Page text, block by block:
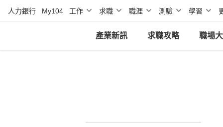
人力銀行 My104 工作 求職 職涯 測驗 學習
產業新訊 求職攻略 職場